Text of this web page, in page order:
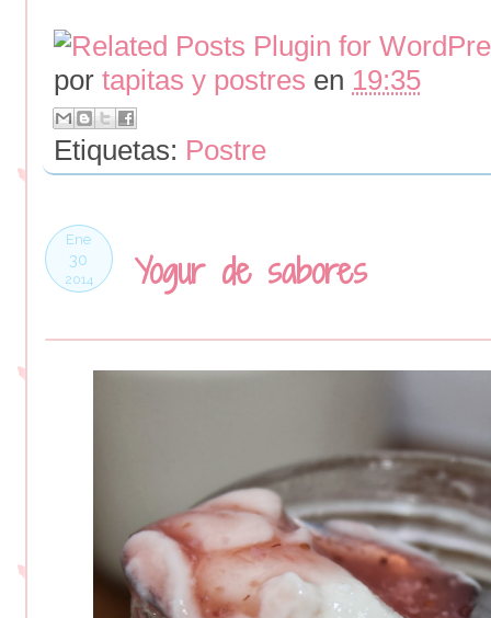
por tapitas y postres en 19:35
Etiquetas: Postre
Ene
30
2014 Yogur de sabores